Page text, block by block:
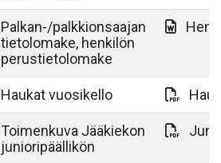
Palkan-/palkkionsaajan
tietolomake, henkilön
perustietolomake
Haukat vuosikello
Toimenkuva Jääkiekon
junioripäällikön